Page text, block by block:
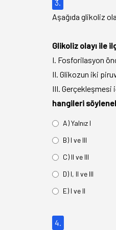
3.
Aşağıda glikoliz
Glikoliz olayı ile
I. Fosforilasyon
II. Glikozun iki
III. Gerçekleşmesi
hangileri
A) Yalnız I
B) I ve III
C) II ve III
D) I, II ve III
E) I ve II
4.